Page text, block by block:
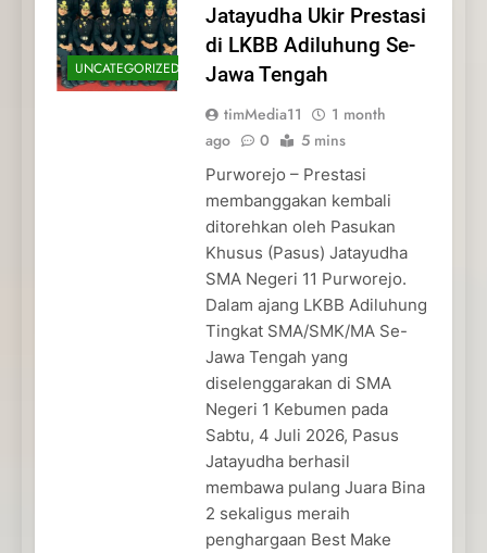
UNCATEGORIZED
Jatayudha Ukir Prestasi
di LKBB Adiluhung Se-
Jawa Tengah
timMedia11
1 month
ago
0 5 mins
Purworejo – Prestasi
membanggakan kembali
ditorehkan oleh Pasukan
Khusus (Pasus) Jatayudha
SMA Negeri 11 Purworejo.
Dalam ajang LKBB Adiluhung
Tingkat SMA/SMK/MA Se-
Jawa Tengah yang
diselenggarakan di SMA
Negeri 1 Kebumen pada
Sabtu, 4 Juli 2026, Pasus
Jatayudha berhasil
membawa pulang Juara Bina
2 sekaligus meraih
penghargaan Best Make